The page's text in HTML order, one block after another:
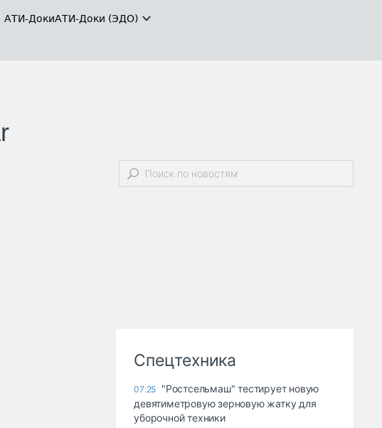
АТИ-ДокиАТИ-Доки (ЭДО)
Спецтехника
07:25 "Ростсельмаш" тестирует новую
девятиметровую зерновую жатку для
уборочной техники